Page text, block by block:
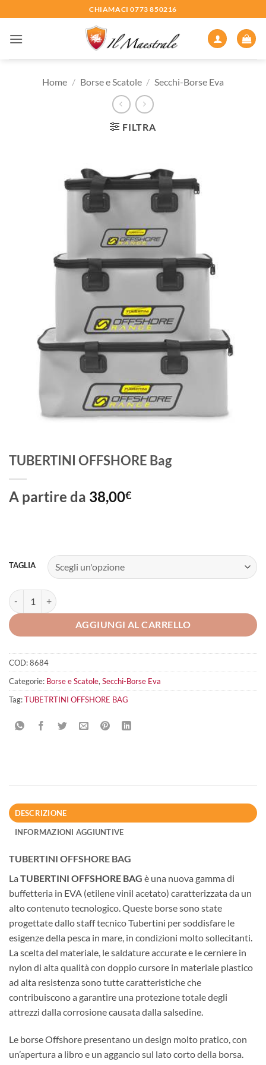
ai
contenuti
CHIAMACI 0773 850216
Home / Borse e Scatole / Secchi-Borse Eva
FILTRA
TUBERTINI OFFSHORE Bag
A partire da 38,00€
TAGLIA
TUBERTINI OFFSHORE Bag quantità
AGGIUNGI AL CARRELLO
COD:8684
Categorie: Borse e Scatole,Secchi-Borse Eva
Tag:TUBETRTINI OFFSHORE BAG
DESCRIZIONE
INFORMAZIONI AGGIUNTIVE
TUBERTINI OFFSHORE BAG
La TUBERTINI OFFSHORE BAG è una nuova gamma di
buffetteria in EVA (etilene vinil acetato) caratterizzata da un
alto contenuto tecnologico. Queste borse sono state
progettate dallo staff tecnico Tubertini per soddisfare le
esigenze della pesca in mare, in condizioni molto sollecitanti.
La scelta del materiale, le saldature accurate e le cerniere in
nylon di alta qualità con doppio cursore in materiale plastico
ad alta resistenza sono tutte caratteristiche che
contribuiscono a garantire una protezione totale degli
attrezzi dalla corrosione causata dalla salsedine.
Le borse Offshore presentano un design molto pratico, con
un’apertura a libro e un aggancio sul lato corto della borsa.